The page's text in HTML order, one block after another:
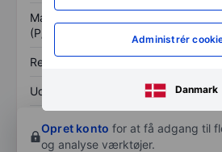
Administrér
Danmark
Markedsværdi/omsætning
(P/S)
Resultat pr. aktie (EPS)
Udbytte pr. aktie
Opret konto for at få adgang til
og analyse værktøjer.